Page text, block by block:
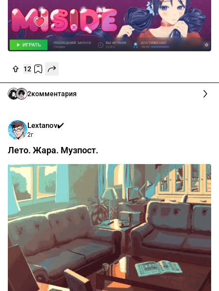
12
2комментария
Lextanov✔️
2г
Лето. Жара. Музпост.